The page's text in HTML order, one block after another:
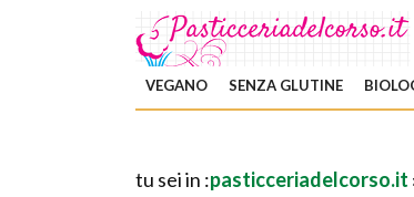
VEGANO SENZA GLUTINE
tu sei in :pasticceriadelcorso.it